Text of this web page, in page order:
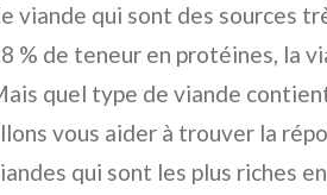
viande qui sont des sources
% de teneur en protéines, la
quel type de viande
vous aider à trouver la
qui sont les plus riches